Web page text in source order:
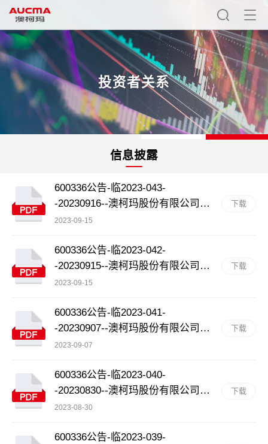
投资者关系
信息披露
定期报告 临时报告
600336公告-临2023-043-
-20230916--澳柯玛股份有限公司
2023年第一次临时股东大会决议公
2023-09-15
下载
600336公告-临2023-042-
-20230915--澳柯玛股份有限公司关
于归还用于补充流动资金的募集资
2023-09-15
下载
600336公告-临2023-041-
-20230907--澳柯玛股份有限公司关
于为控股子公司提供担保的进展公
2023-09-07
下载
600336公告-临2023-040-
-20230830--澳柯玛股份有限公司关
于为控股子公司提供担保的进展公
2023-08-30
下载
600336公告-临2023-039-